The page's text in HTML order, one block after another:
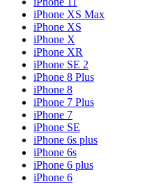
iPhone XS Max
iPhone XS
iPhone X
iPhone XR
iPhone SE 2
iPhone 8 Plus
iPhone 8
iPhone 7 Plus
iPhone 7
iPhone SE
iPhone 6s plus
iPhone 6s
iPhone 6 plus
iPhone 6